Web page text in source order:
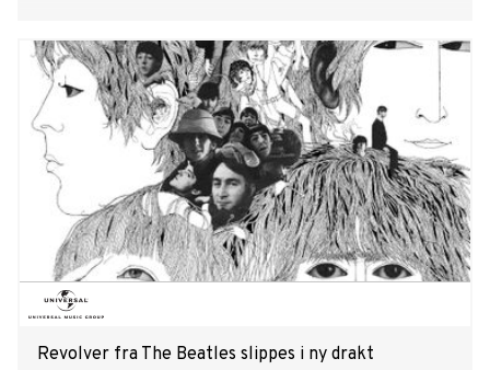
Revolver fra The Beatles slippes i ny drakt